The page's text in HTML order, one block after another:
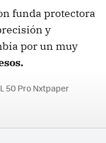
funda protectora
y
por un muy
50 Pro Nxtpaper